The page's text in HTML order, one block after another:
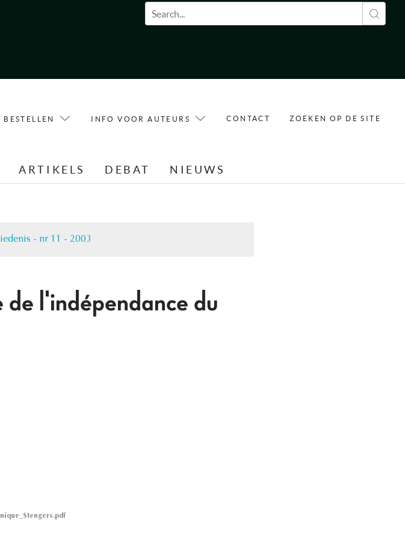
Zoekveld
BESTELLEN INFO VOOR AUTEURS CONTACT ZOEKEN OP DE SITE
ARTIKELS DEBAT NIEUWS
- nr 11 - 2003
de l'indépendance du